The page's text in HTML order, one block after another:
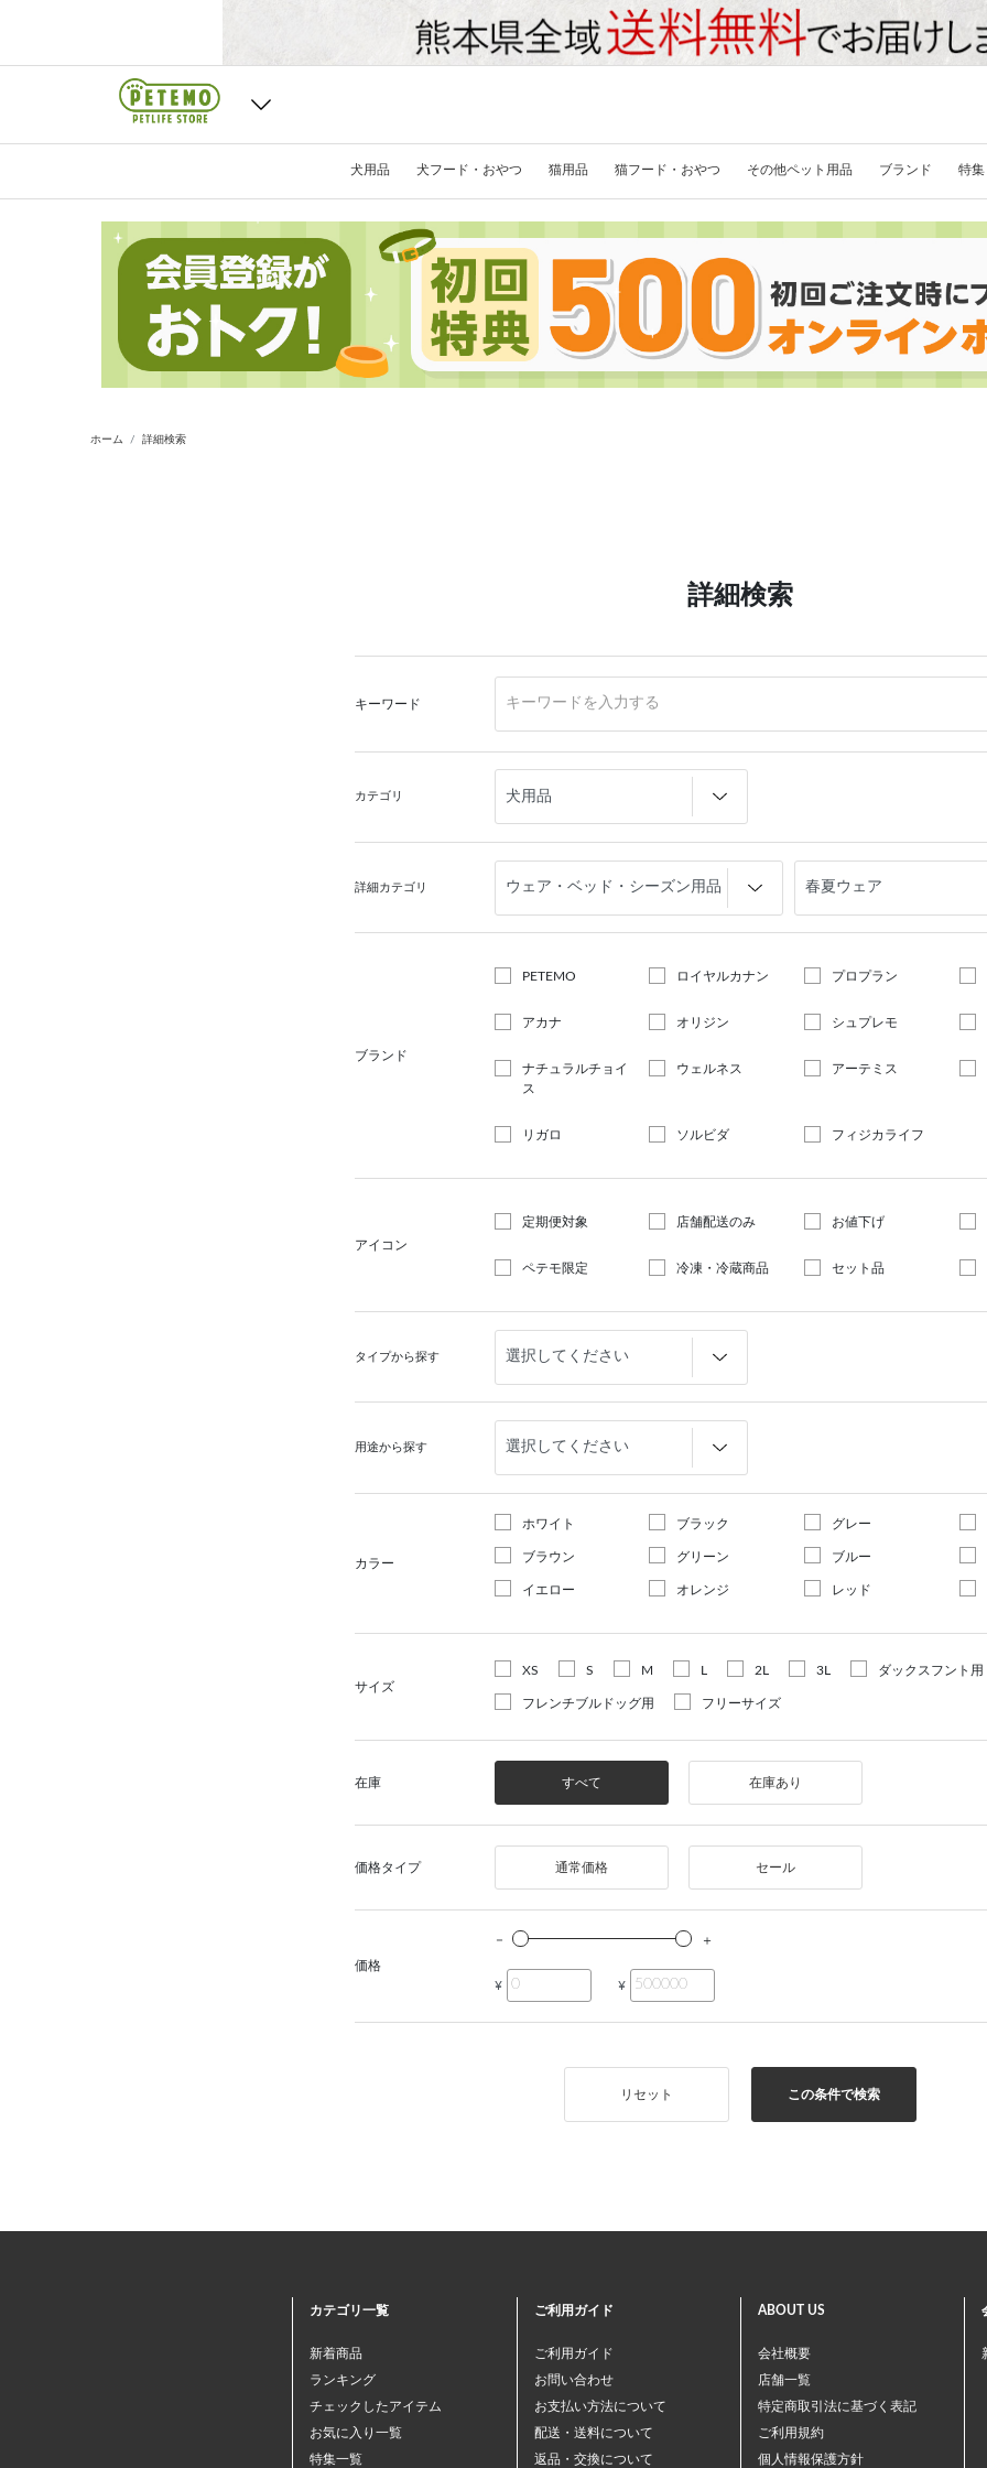
犬用品 犬フード・おやつ 猫用品 猫フード・おやつ その他ペット用品 ブランド 特集
ホーム 詳細検索
詳細検索
キーワード
カテゴリ
詳細カテゴリ
ブランド
PETEMO ロイヤルカナン プロプラン
アカナ オリジン シュプレモ
ナチュラルチョイ
ス
ウェルネス アーテミス
リガロ ソルビダ フィジカライフ
アイコン
定期便対象 店舗配送のみ お値下げ
ペテモ限定 冷凍・冷蔵商品 セット品
タイプから探す
用途から探す
カラー
ホワイト ブラック グレー
ブラウン グリーン ブルー
イエロー オレンジ レッド
サイズ
XS S M L 2L 3L ダックスフント用
フレンチブルドッグ用 フリーサイズ
在庫 すべて 在庫あり
価格タイプ 通常価格 セール
価格
¥
¥
この条件で検索
リセット
カテゴリ一覧
新着商品
ランキング
チェックしたアイテム
お気に入り一覧
特集一覧
ご利用ガイド
ご利用ガイド
お問い合わせ
お支払い方法について
配送・送料について
返品・交換について
ABOUT US
会社概要
店舗一覧
特定商取引法に基づく表記
ご利用規約
個人情報保護方針